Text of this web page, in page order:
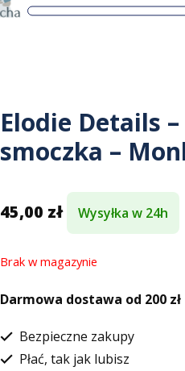
Elodie Details
smoczka –
45,00 zł Wysyłka w 24h
Brak w magazynie
Darmowa dostawa od 200 zł
Bezpieczne zakupy
Płać, tak jak lubisz